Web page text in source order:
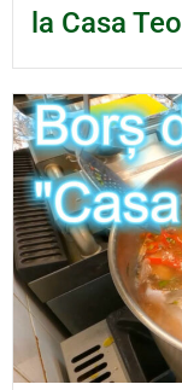
la Casa Teo